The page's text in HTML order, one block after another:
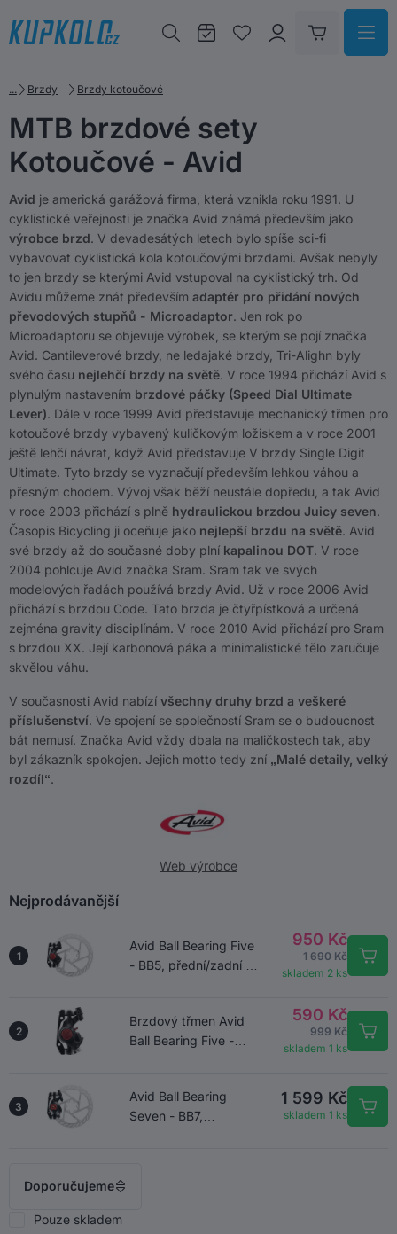
Brzdy Brzdy kotoučové
MTB brzdové sety
Kotoučové - Avid
Avid je americká garážová firma, která vznikla roku 1991. U
cyklistické veřejnosti je značka Avid známá především jako
výrobce brzd. V devadesátých letech bylo spíše sci-fi
vybavovat cyklistická kola kotoučovými brzdami. Avšak nebyly
to jen brzdy se kterými Avid vstupoval na cyklistický trh. Od
Avidu můžeme znát především adaptér pro přidání nových
převodových stupňů - Microadaptor. Jen rok po
Microadaptoru se objevuje výrobek, se kterým se pojí značka
Avid. Cantileverové brzdy, ne ledajaké brzdy, Tri-Alighn byly
svého času nejlehčí brzdy na světě. V roce 1994 přichází Avid s
plynulým nastavením brzdové páčky (Speed Dial Ultimate
Lever). Dále v roce 1999 Avid představuje mechanický třmen pro
kotoučové brzdy vybavený kuličkovým ložiskem a v roce 2001
ještě lehčí návrat, když Avid představuje V brzdy Single Digit
Ultimate. Tyto brzdy se vyznačují především lehkou váhou a
přesným chodem. Vývoj však běží neustále dopředu, a tak Avid
v roce 2003 přichází s plně hydraulickou brzdou Juicy seven.
Časopis Bicycling ji oceňuje jako nejlepší brzdu na světě. Avid
své brzdy až do současné doby plní kapalinou DOT. V roce
2004 pohlcuje Avid značka Sram. Sram tak ve svých
modelových řadách používá brzdy Avid. Už v roce 2006 Avid
přichází s brzdou Code. Tato brzda je čtyřpístková a určená
zejména gravity disciplínám. V roce 2010 Avid přichází pro Sram
s brzdou XX. Její karbonová páka a minimalistické tělo zaručuje
skvělou váhu.
V současnosti Avid nabízí všechny druhy brzd a veškeré
příslušenství. Ve spojení se společností Sram se o budoucnost
bát nemusí. Značka Avid vždy dbala na maličkostech tak, aby
byl zákazník spokojen. Jejich motto tedy zní „Malé detaily, velký
rozdíl“.
Web výrobce
Nejprodávanější
1
Avid Ball Bearing Five
- BB5, přední/zadní -
950 Kč
1 690 Kč
skladem 2 ks
2
Brzdový třmen Avid
Ball Bearing Five -
590 Kč
999 Kč
skladem 1 ks
3
Avid Ball Bearing
Seven - BB7,
1 599 Kč
skladem 1 ks
Doporučujeme
Pouze skladem